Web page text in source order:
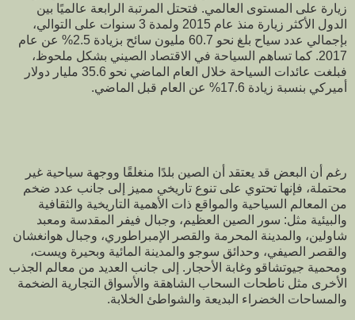
زيارة على المستوى العالمي. فتحتل المرتبة الرابعة عالميًا بين
الدول الأكثر زيارة منذ عام 2015 ولمدة 3 سنوات على التوالي،
بإجمالي عدد سياح بلغ نحو 60.7 مليون سائح بزيادة 2.5% عن عام
2017. كما تساهم السياحة في الاقتصاد الصيني بشكل ملحوظ،
فبلغت عائدات السياحة خلال العام الماضي نحو 35.6 مليار دولار
أميركي بنسبة زيادة 17.6% عن العام قبل الماضي.
رغم أن البعض قد يعتقد أن الصين بلدًا منغلقًا ووجهة سياحية غير
محتملة، فإنها تحتوي على تنوع تاريخي مميز إلى جانب عدد ضخم
من المعالم السياحية والمواقع ذات الأهمية التاريخية والثقافية
والبيئية مثل: سور الصين العظيم، وجبال فيفر المقدسة ومعبد
شاولين، والمدينة المحرمة والقصر الإمبراطوري، وجبال هوانغشان
والقصر الصيفي، وحدائق سوجو والمدينة المائية وبحيرة ويست،
ومحمية جيوتشاقو وغابة الأحجار. إلى جانب العديد من معالم الجذب
الأخرى مثل ناطحات السحاب الشاهقة والأسواق التجارية الضخمة
والمساحات الخضراء البديعة والشواطئ الخلابة.